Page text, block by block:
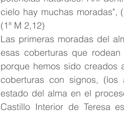
cielo hay muchas moradas",
(1ª M 2,12)
Las primeras moradas del
esas coberturas que
porque hemos sido creados
coberturas con signos, (los
estado del alma en el
Castillo Interior de Teresa